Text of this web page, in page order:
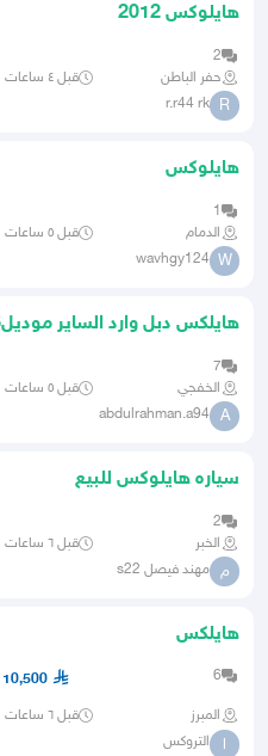
هايلوكس 2012
2
حفر الباطن
قبل ٤ ساعات
R
r.r44 rk
هايلوكس
1
الدمام
قبل ٥ ساعات
W
wavhgy124
هايلكس دبل وارد الساير موديل2018
7
الخفجي
قبل ٥ ساعات
A
abdulrahman.a94
سياره هايلوكس للبيع
2
الخبر
قبل ٦ ساعات
م مهند فيصل s22
هايلكس
6
10,500
المبرز قبل ٦ ساعات
ا التروكس